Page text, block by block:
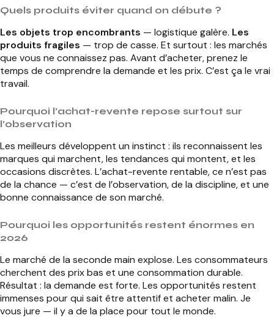
Quels produits éviter quand on débute ?
Les objets trop encombrants — logistique galère. Les
produits fragiles — trop de casse. Et surtout : les marchés
que vous ne connaissez pas. Avant d’acheter, prenez le
temps de comprendre la demande et les prix. C’est ça le vrai
travail.
Pourquoi l’achat-revente repose surtout sur
l’observation
Les meilleurs développent un instinct : ils reconnaissent les
marques qui marchent, les tendances qui montent, et les
occasions discrètes. L’achat-revente rentable, ce n’est pas
de la chance — c’est de l’observation, de la discipline, et une
bonne connaissance de son marché.
Pourquoi les opportunités restent énormes en
2026
Le marché de la seconde main explose. Les consommateurs
cherchent des prix bas et une consommation durable.
Résultat : la demande est forte. Les opportunités restent
immenses pour qui sait être attentif et acheter malin. Je
vous jure — il y a de la place pour tout le monde.